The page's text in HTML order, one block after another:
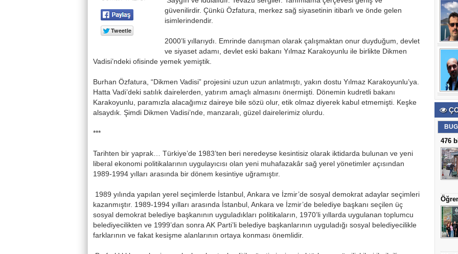
güvenilirdir. Çünkü Özfatura, merkez sağ siyasetinin itibarlı ve önde gelen
isimlerindendir.
2000’li yıllarıydı. Emrinde danışman olarak çalışmaktan onur duyduğum, devlet
ve siyaset adamı, devlet eski bakanı Yılmaz Karakoyunlu ile birlikte Dikmen
Vadisi’ndeki ofisinde yemek yemiştik.
Burhan Özfatura, “Dikmen Vadisi” projesini uzun uzun anlatmıştı, yakın dostu Yılmaz Karakoyunlu’ya.
Hatta Vadi’deki satılık dairelerden, yatırım amaçlı almasını önermişti. Dönemin kudretli bakanı
Karakoyunlu, paramızla alacağımız daireye bile sözü olur, etik olmaz diyerek kabul etmemişti. Keşke
alsaydık. Şimdi Dikmen Vadisi’nde, manzaralı, güzel dairelerimiz olurdu.
***
Tarihten bir yaprak… Türkiye’de 1983’ten beri neredeyse kesintisiz olarak iktidarda bulunan ve yeni
liberal ekonomi politikalarının uygulayıcısı olan yeni muhafazakâr sağ yerel yönetimler açısından
1989-1994 yılları arasında bir dönem kesintiye uğramıştır.
1989 yılında yapılan yerel seçimlerde İstanbul, Ankara ve İzmir’de sosyal demokrat adaylar seçimleri
kazanmıştır. 1989-1994 yılları arasında İstanbul, Ankara ve İzmir’de belediye başkanı seçilen üç
sosyal demokrat belediye başkanının uyguladıkları politikaların, 1970’li yıllarda uygulanan toplumcu
belediyecilikten ve 1999’dan sonra AK Parti’li belediye başkanlarının uyguladığı sosyal belediyecilikle
farklarının ve fakat kesişme alanlarının ortaya konması önemlidir.
476